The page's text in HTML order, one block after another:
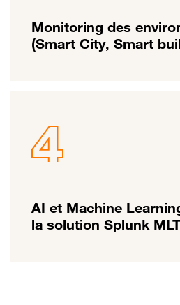
Monitoring des
(Smart City, Smart
AI et Machine
la solution Splunk